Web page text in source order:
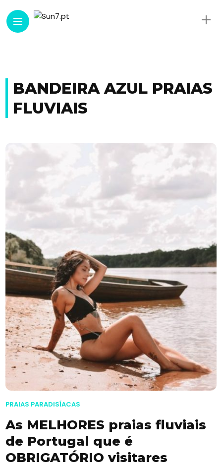
BANDEIRA AZUL PRAIAS
FLUVIAIS
PRAIAS PARADISÍACAS
As MELHORES praias fluviais
de Portugal que é
OBRIGATÓRIO visitares